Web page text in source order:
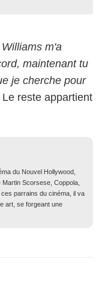
m'a
maintenant tu
je cherche pour
reste appartient
du Nouvel Hollywood,
Scorsese, Coppola,
parrains du cinéma, il va
art, se forgeant une